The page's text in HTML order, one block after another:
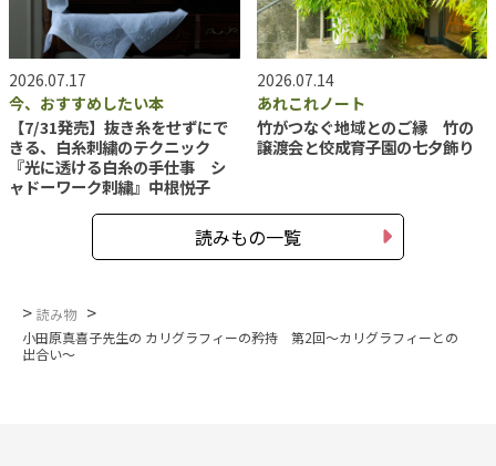
2026.07.17
今、おすすめしたい本
【7/31発売】抜き糸をせずにで
きる、白糸刺繍のテクニック
『光に透ける白糸の手仕事 シ
ャドーワーク刺繍』中根悦子
2026.07.14
あれこれノート
竹がつなぐ地域とのご縁 竹の
譲渡会と佼成育子園の七夕飾り
読みもの一覧
> 読み物 >
小田原真喜子先生の カリグラフィーの矜持 第2回～カリグラフィーとの
出合い～